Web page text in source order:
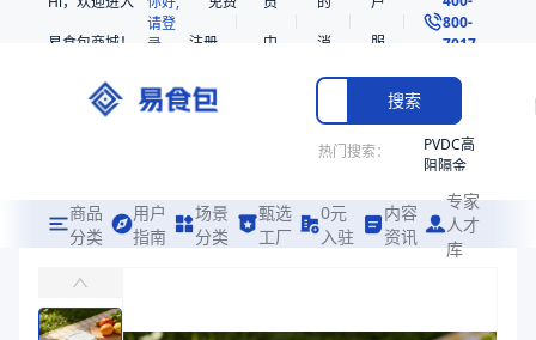
易食包商城！
请登
录
注册
中
消
息
服
务
800-
7017
搜索
热门搜索：
PVDC高
阻隔金
共挤热
收缩袋
收缩袋
商品
分类
用户
指南
场景
分类
甄选
工厂
0元
入驻
内容
资讯
专家
人才
库
易食包（EPAK）专注于PP带盖方形杯包装，提供详尽的规格参数、实
价格：在线询价